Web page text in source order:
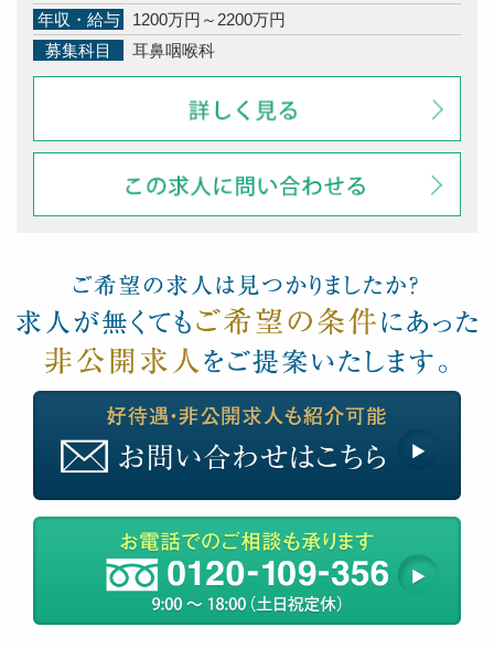
年収・給与
1200万円～2200万円
募集科目
耳鼻咽喉科